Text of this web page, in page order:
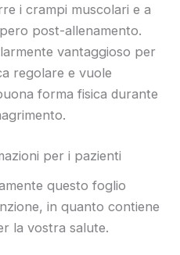
i crampi muscolari e a
post-allenamento.
vantaggioso per
regolare e vuole
forma fisica durante
per i pazienti
questo foglio
in quanto contiene
la vostra salute.